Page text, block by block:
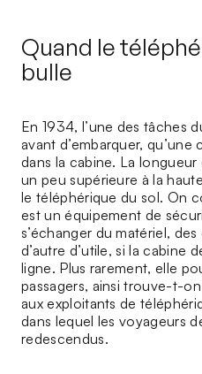
Quand le
bulle
En 1934, l’une des tâches
avant d’embarquer,
dans la cabine. La
un peu supérieure à la
le téléphérique du sol. On
est un équipement de
s’échanger du matériel,
d’autre d’utile, si la cabine
ligne. Plus rarement, elle
passagers, ainsi trouve-t-
aux exploitants de
dans lequel les voyageurs
redescendus.